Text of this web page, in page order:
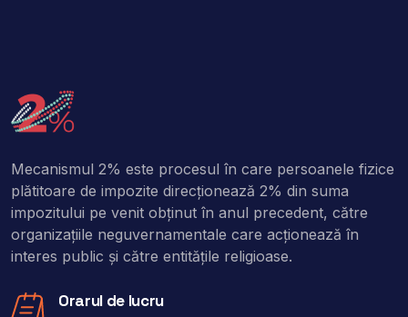
Mecanismul 2% este procesul în care persoanele fizice
plătitoare de impozite direcţionează 2% din suma
impozitului pe venit obţinut în anul precedent, către
organizaţiile neguvernamentale care acţionează în
interes public şi către entitățile religioase.
Orarul de lucru